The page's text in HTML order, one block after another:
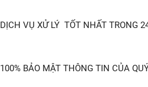
DỊCH VỤ XỬ LÝ TỐT NHẤT TRONG
100% BẢO MẬT THÔNG TIN CỦA